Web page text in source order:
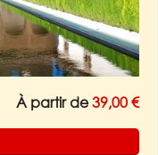
À partir de39,00 €